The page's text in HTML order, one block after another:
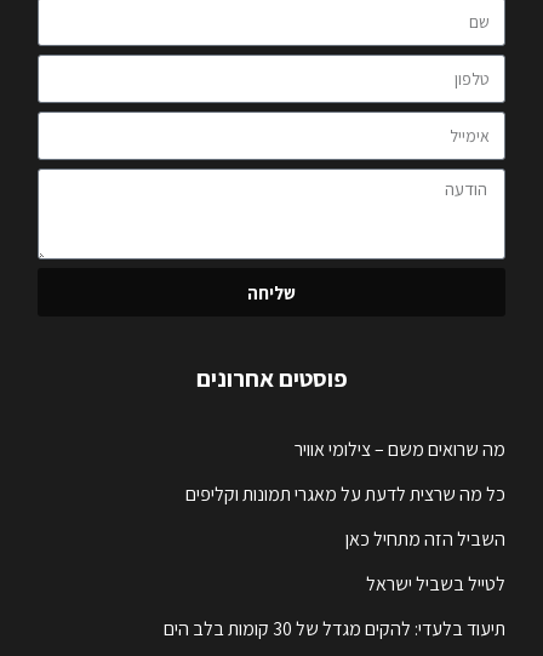
שליחה
פוסטים אחרונים
מה שרואים משם – צילומי אוויר
כל מה שרצית לדעת על מאגרי תמונות וקליפים
השביל הזה מתחיל כאן
לטייל בשביל ישראל
תיעוד בלעדי: להקים מגדל של 30 קומות בלב הים